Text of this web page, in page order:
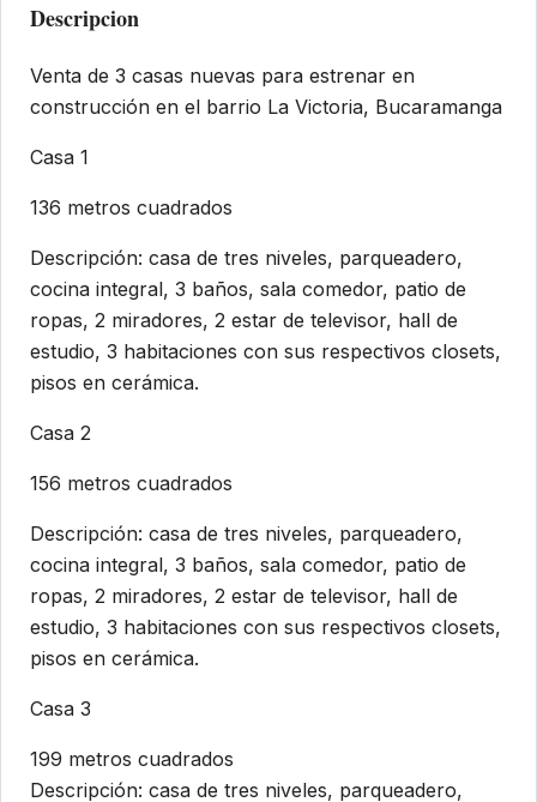
Descripcion
Venta de 3 casas nuevas para estrenar en
construcción en el barrio La Victoria, Bucaramanga
Casa 1
136 metros cuadrados
Descripción: casa de tres niveles, parqueadero,
cocina integral, 3 baños, sala comedor, patio de
ropas, 2 miradores, 2 estar de televisor, hall de
estudio, 3 habitaciones con sus respectivos closets,
pisos en cerámica.
Casa 2
156 metros cuadrados
Descripción: casa de tres niveles, parqueadero,
cocina integral, 3 baños, sala comedor, patio de
ropas, 2 miradores, 2 estar de televisor, hall de
estudio, 3 habitaciones con sus respectivos closets,
pisos en cerámica.
Casa 3
199 metros cuadrados
Descripción: casa de tres niveles, parqueadero,